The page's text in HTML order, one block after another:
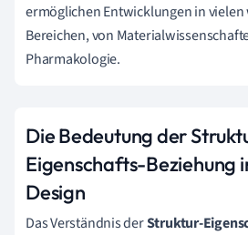
ermöglichen Entwicklungen in
Bereichen, von
Pharmakologie.
Die Bedeutung der
Eigenschafts-Beziehung
Design
Das Verständnis derStruktur-